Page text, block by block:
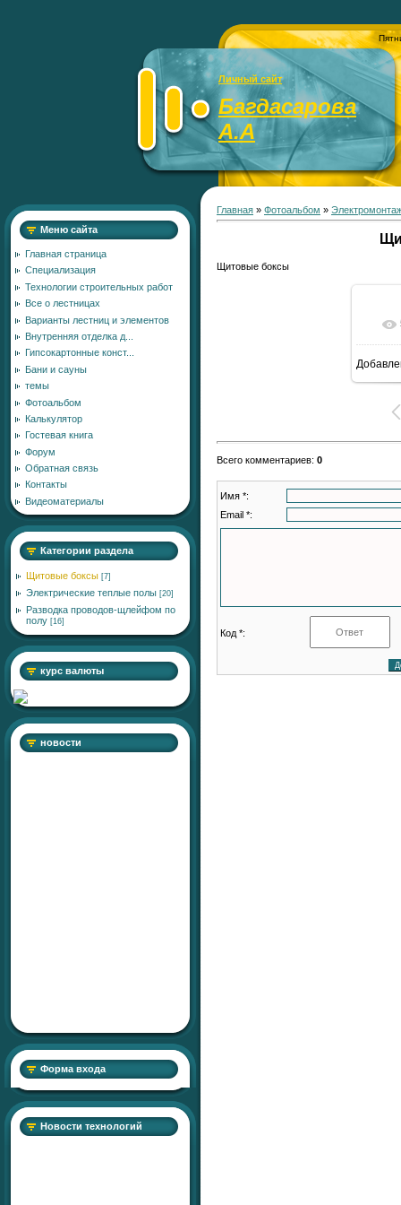
Личный сайт
Багдасарова
А.А
Меню сайта
Главная страница
Специализация
Технологии строительных работ
Все о лестницах
Варианты лестниц и элементов
Внутренняя отделка д...
Гипсокартонные конст...
Бани и сауны
темы
Фотоальбом
Калькулятор
Гостевая книга
Форум
Обратная связь
Контакты
Видеоматериалы
Категории раздела
Щитовые боксы [7]
Электрические теплые полы [20]
Разводка проводов-щлейфом по
полу [16]
курс валюты
новости
Форма входа
Новости технологий
Главная » Фотоальбом »
Щитовые боксы
Всего комментариев: 0
Имя *:
Email *:
Код *: